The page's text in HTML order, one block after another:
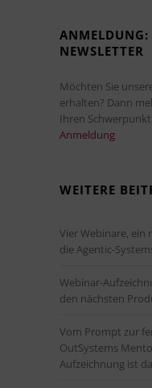
ANMELDUNG:
NEWSLETTER
Möchten Sie
erhalten? Dann
Ihren
Anmeldung
WEITERE
Vier Webinare, ein
die Agentic-
Webinar-
den nächsten
Vom Prompt zur
OutSystems
Aufzeichnung ist da